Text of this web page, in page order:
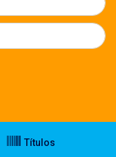
Títulos